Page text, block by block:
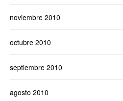
noviembre 2010
octubre 2010
septiembre 2010
agosto 2010